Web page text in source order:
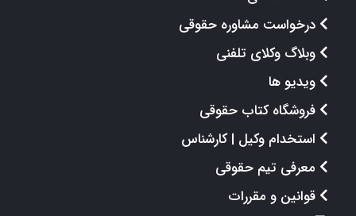
درخواست مشاوره حقوقی
وبلاگ وکلای تلفنی
ویدیو ها
فروشگاه کتاب حقوقی
استخدام وکیل | کارشناس
معرفی تیم حقوقی
قوانین و مقررات